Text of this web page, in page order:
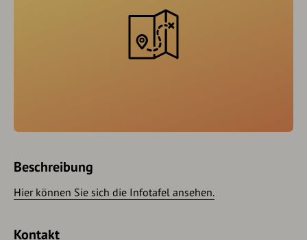
Beschreibung
Hier können Sie sich die Infotafel ansehen.
Kontakt